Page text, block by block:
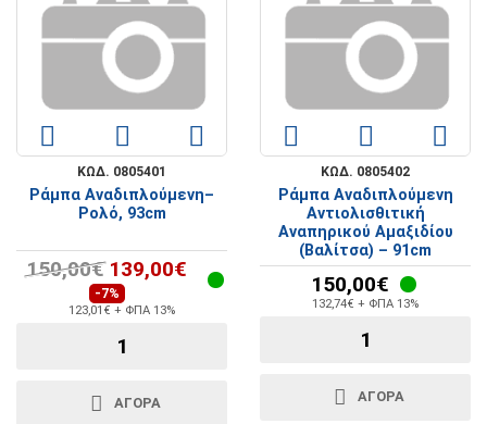
ΚΩΔ. 0805401
Ράμπα Αναδιπλούμενη–
Ρολό, 93cm
150,00€ 139,00€
-7%
123,01€ + ΦΠΑ 13%
ΑΓΟΡΑ
ΚΩΔ. 0805402
Ράμπα Αναδιπλούμενη
Αντιολισθιτική
Αναπηρικού Αμαξιδίου
(Βαλίτσα) – 91cm
150,00€
132,74€ + ΦΠΑ 13%
ΑΓΟΡΑ